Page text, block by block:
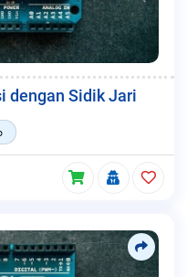
dengan Sidik Jari